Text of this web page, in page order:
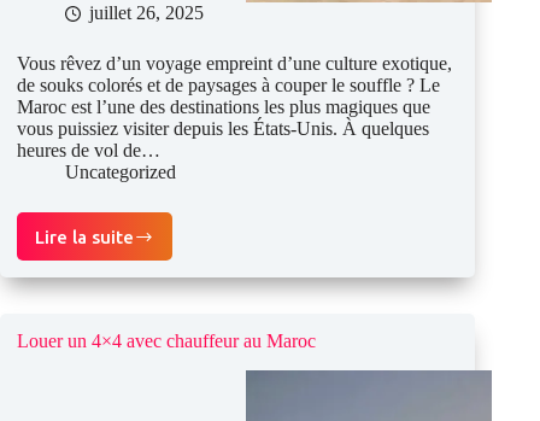
juillet 26, 2025
Vous rêvez d’un voyage empreint d’une culture exotique,
de souks colorés et de paysages à couper le souffle ? Le
Maroc est l’une des destinations les plus magiques que
vous puissiez visiter depuis les États-Unis. À quelques
heures de vol de…
Uncategorized
Lire la suite
Voyager
des
États-
Maroc :
Louer un 4×4 avec chauffeur au Maroc